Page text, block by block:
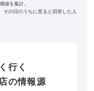
値を集計。
の日のうちに見ると回答した人
行く
の情報源